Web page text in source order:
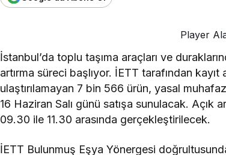
Player
İstanbul’da toplu taşıma araçları ve
artırma süreci başlıyor. İETT tarafından kayıt
ulaştırılamayan 7 bin 566 ürün, yasal
16 Haziran Salı günü satışa sunulacak. Açık
09.30 ile 11.30 arasında gerçekleştirilecek.
İETT Bulunmuş Eşya Yönergesi